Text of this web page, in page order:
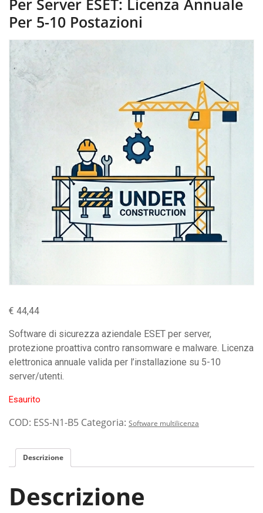
Per Server ESET: Licenza Annuale
Per 5-10 Postazioni
€ 44,44
Software di sicurezza aziendale ESET per server,
protezione proattiva contro ransomware e malware. Licenza
elettronica annuale valida per l’installazione su 5-10
server/utenti.
Esaurito
COD: ESS-N1-B5 Categoria: Software multilicenza
Descrizione
Descrizione